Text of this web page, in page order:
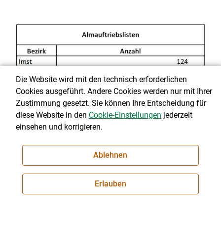
Die Website wird mit den technisch erforderlichen
Cookies ausgeführt. Andere Cookies werden nur mit Ihrer
Zustimmung gesetzt. Sie können Ihre Entscheidung für
diese Website in den Cookie-Einstellungen jederzeit
einsehen und korrigieren.
Ablehnen
Erlauben